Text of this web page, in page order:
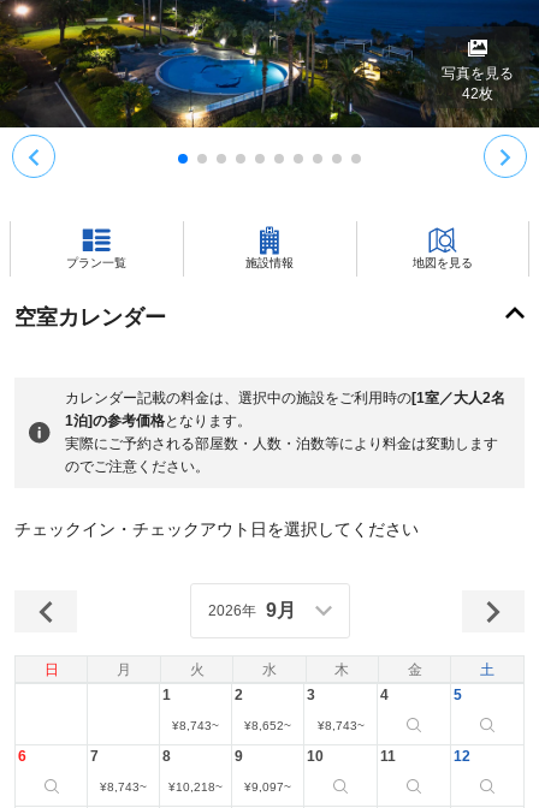
写真を見る
42枚
プラン一覧 施設情報 地図を見る
空室カレンダー
カレンダー記載の料金は、選択中の施設をご利用時の[1室／大人2名
1泊]の参考価格となります。
実際にご予約される部屋数・人数・泊数等により料金は変動します
のでご注意ください。
チェックイン・チェックアウト日を選択してください
日 月 火 水 木 金 土
2026年 9月
1
¥8,743~
2
¥8,652~
3
¥8,743~
4 5
6 7
¥8,743~
8
¥10,218~
9
¥9,097~
10 11 12